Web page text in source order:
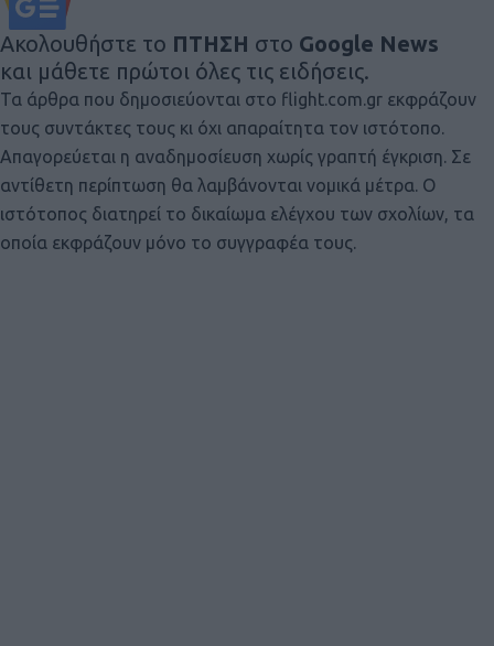
Ακολουθήστε το ΠΤΗΣΗ στο Google News
και μάθετε πρώτοι όλες τις ειδήσεις.
Τα άρθρα που δημοσιεύονται στο flight.com.gr εκφράζουν
τους συντάκτες τους κι όχι απαραίτητα τον ιστότοπο.
Απαγορεύεται η αναδημοσίευση χωρίς γραπτή έγκριση. Σε
αντίθετη περίπτωση θα λαμβάνονται νομικά μέτρα. Ο
ιστότοπος διατηρεί το δικαίωμα ελέγχου των σχολίων, τα
οποία εκφράζουν μόνο το συγγραφέα τους.